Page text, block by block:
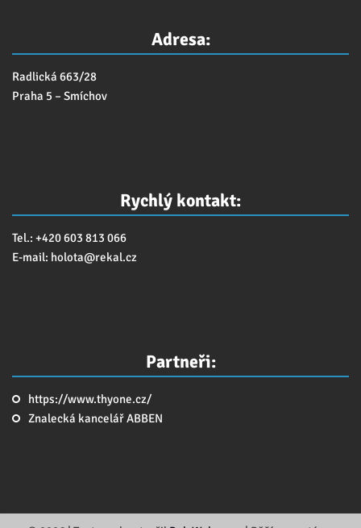
Adresa:
Radlická 663/28
Praha 5 – Smíchov
Rychlý kontakt:
Tel.: +420 603 813 066
E-mail: holota@rekal.cz
Partneři:
https://www.thyone.cz/
Znalecká kancelář ABBEN